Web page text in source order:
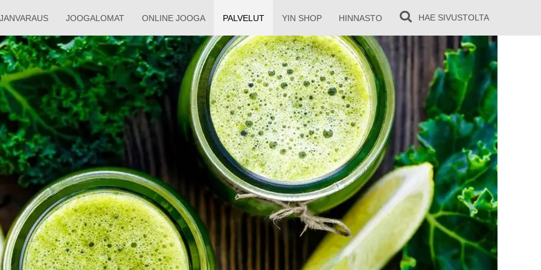
HAE SIVUSTOLTA
JOOGALOMAT ONLINE JOOGA PALVELUT YIN SHOP HINNASTO